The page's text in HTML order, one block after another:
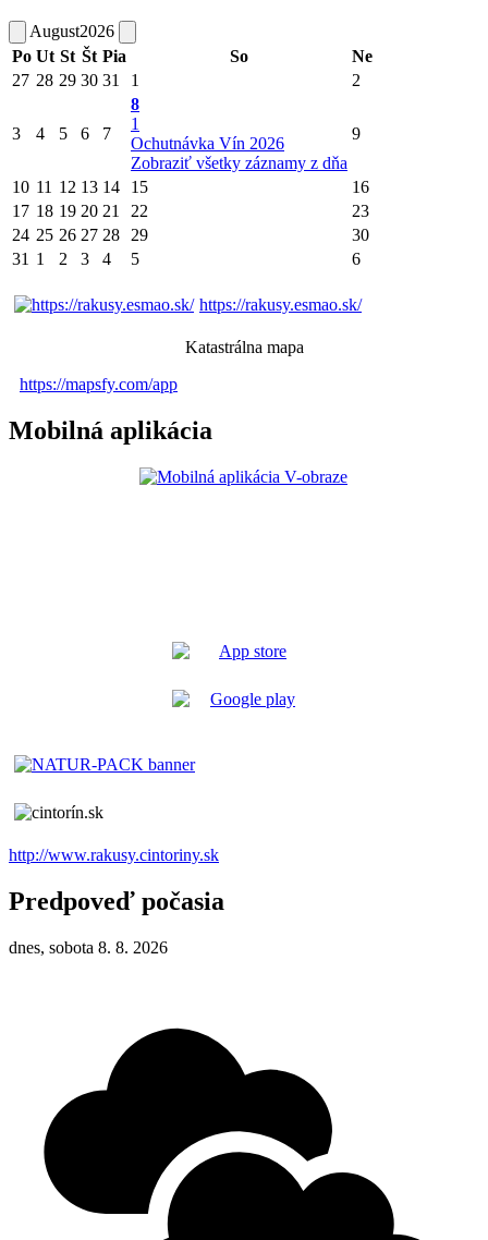
August2026
Po Ut St Št Pia So
Ne
27 28 29 30 31 1 2
3 4 5 6 7
8
1
Ochutnávka Vín 2026
Zobraziť všetky záznamy z dňa
9
10 11 12 13 14 15
16
17 18 19 20 21 22
23
24 25 26 27 28 29
30
31 1 2 3 4 5 6
https://rakusy.esmao.sk/
Katastrálna mapa
https://mapsfy.com/app
Mobilná aplikácia
http://www.rakusy.cintoriny.sk
Predpoveď počasia
dnes, sobota 8. 8. 2026